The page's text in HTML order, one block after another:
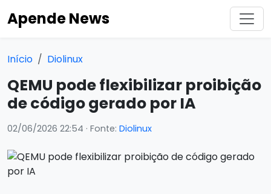
Apende News
Início Diolinux
QEMU pode flexibilizar proibição
de código gerado por IA
02/06/2026 22:54 · Fonte: Diolinux